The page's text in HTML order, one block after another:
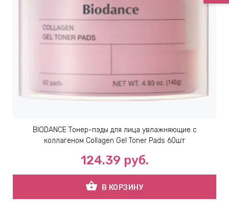
BIODANCE Тонер-пэды для лица увлажняющие с
коллагеном Collagen Gel Toner Pads 60шт
124.39 руб.
shopping_basket В КОРЗИНУ